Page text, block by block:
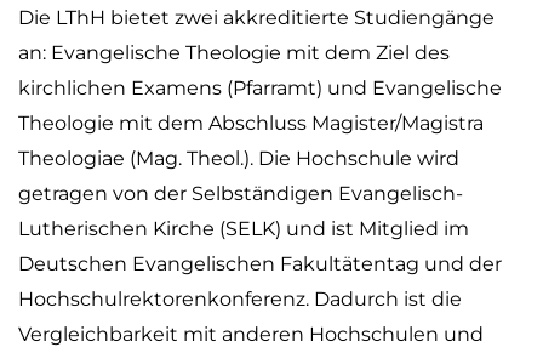
Die LThH bietet zwei akkreditierte Studiengänge
an: Evangelische Theologie mit dem Ziel des
kirchlichen Examens (Pfarramt) und Evangelische
Theologie mit dem Abschluss Magister/Magistra
Theologiae (Mag. Theol.). Die Hochschule wird
getragen von der Selbständigen Evangelisch-
Lutherischen Kirche (SELK) und ist Mitglied im
Deutschen Evangelischen Fakultätentag und der
Hochschulrektorenkonferenz. Dadurch ist die
Vergleichbarkeit mit anderen Hochschulen und